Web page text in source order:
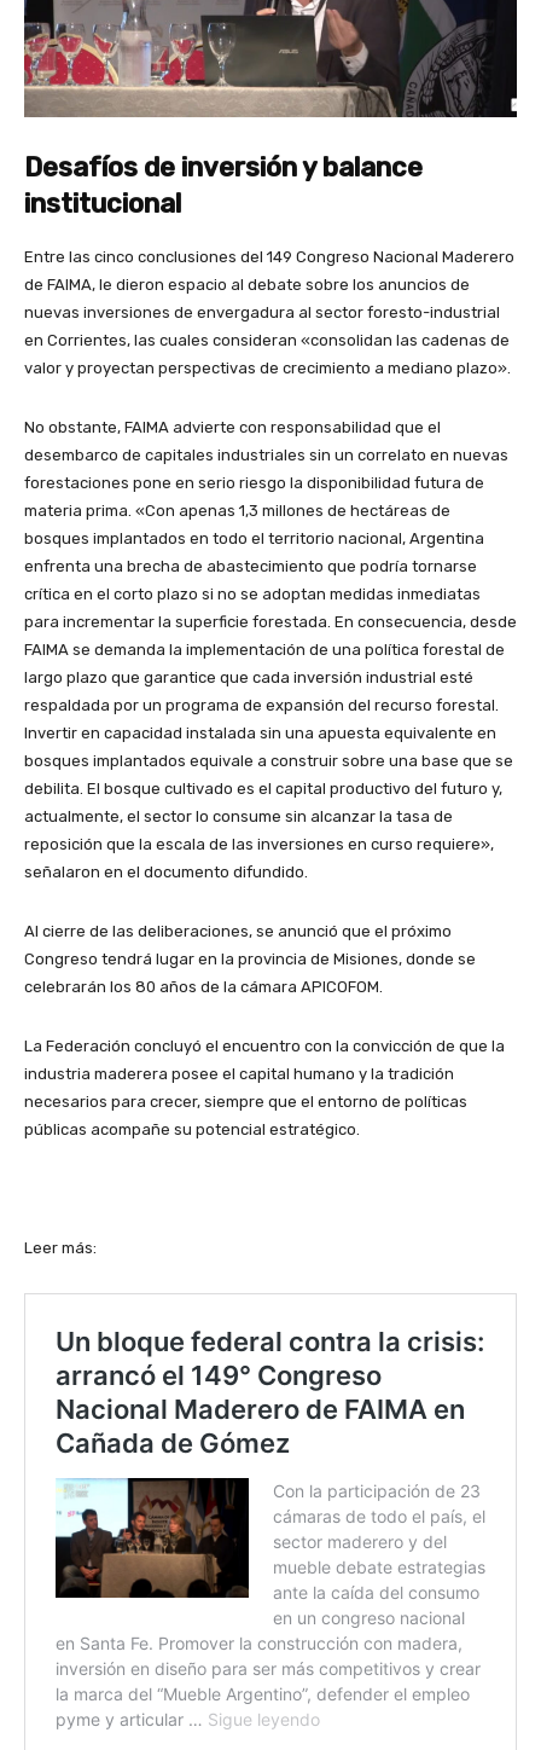
Desafíos de inversión y balance
institucional
Entre las cinco conclusiones del 149 Congreso Nacional Maderero
de FAIMA, le dieron espacio al debate sobre los anuncios de
nuevas inversiones de envergadura al sector foresto-industrial
en Corrientes, las cuales consideran «consolidan las cadenas de
valor y proyectan perspectivas de crecimiento a mediano plazo».
No obstante, FAIMA advierte con responsabilidad que el
desembarco de capitales industriales sin un correlato en nuevas
forestaciones pone en serio riesgo la disponibilidad futura de
materia prima. «Con apenas 1,3 millones de hectáreas de
bosques implantados en todo el territorio nacional, Argentina
enfrenta una brecha de abastecimiento que podría tornarse
crítica en el corto plazo si no se adoptan medidas inmediatas
para incrementar la superficie forestada. En consecuencia, desde
FAIMA se demanda la implementación de una política forestal de
largo plazo que garantice que cada inversión industrial esté
respaldada por un programa de expansión del recurso forestal.
Invertir en capacidad instalada sin una apuesta equivalente en
bosques implantados equivale a construir sobre una base que se
debilita. El bosque cultivado es el capital productivo del futuro y,
actualmente, el sector lo consume sin alcanzar la tasa de
reposición que la escala de las inversiones en curso requiere»,
señalaron en el documento difundido.
Al cierre de las deliberaciones, se anunció que el próximo
Congreso tendrá lugar en la provincia de Misiones, donde se
celebrarán los 80 años de la cámara APICOFOM.
La Federación concluyó el encuentro con la convicción de que la
industria maderera posee el capital humano y la tradición
necesarios para crecer, siempre que el entorno de políticas
públicas acompañe su potencial estratégico.
Leer más: